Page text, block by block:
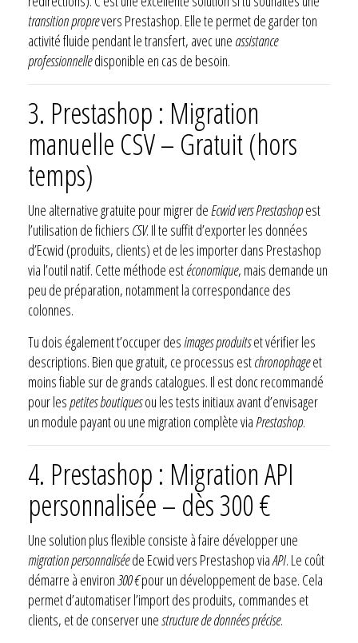
transition proprevers Prestashop. Elle te permet de garder ton
activité fluide pendant le transfert, avec une assistance
professionnelledisponible en cas de besoin.
3. Prestashop : Migration
manuelle CSV – Gratuit (hors
temps)
Une alternative gratuite pour migrer deEcwid vers Prestashopest
l’utilisation de fichiers CSV. Il te suffit d’exporter les données
d’Ecwid (produits, clients) et de les importer dans Prestashop
via l’outil natif. Cette méthode estéconomique, mais demande un
peu de préparation, notamment la correspondance des
colonnes.
Tu dois également t’occuper desimages produitset vérifier les
descriptions. Bien que gratuit, ce processus estchronophageet
moins fiable sur de grands catalogues. Il est donc recommandé
pour lespetites boutiquesou les tests initiaux avant d’envisager
un module payant ou une migration complète viaPrestashop.
4. Prestashop : Migration API
personnalisée – dès 300 €
Une solution plus flexible consiste à faire développer une
migration personnaliséede Ecwid vers Prestashop viaAPI. Le coût
démarre à environ300 €pour un développement de base. Cela
permet d’automatiser l’import des produits, commandes et
clients, et de conserver unestructure de données précise.